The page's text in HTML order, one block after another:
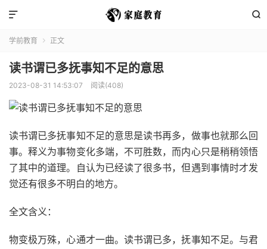


学前教育  正文
读书谓已多抚事知不足的意思
2023-08-31 14:53:07 阅读(408)
读书谓已多抚事知不足的意思是读书再多，做事也就那么回
事。释义为事物变化多端，不可胜数，而内心只是稍稍领悟
了其中的道理。自认为已经读了很多书，但遇到事情时才发
觉还有很多不明白的地方。
全文含义：
物变极万殊，心通才一曲。读书谓已多，抚事知不足。与君